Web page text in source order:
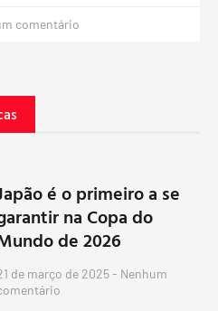
comentário
é o primeiro a se
na Copa do
de 2026
de março de 2025 Nenhum